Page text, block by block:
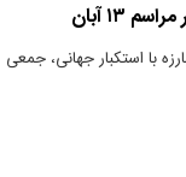
آبان
آبان، روز ملی مبارزه با استکبار جهانی، جمعی